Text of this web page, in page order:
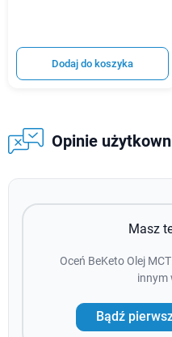
Dodaj do koszyka
Opinie
Masz
Oceń BeKeto Olej
innym
Bądź